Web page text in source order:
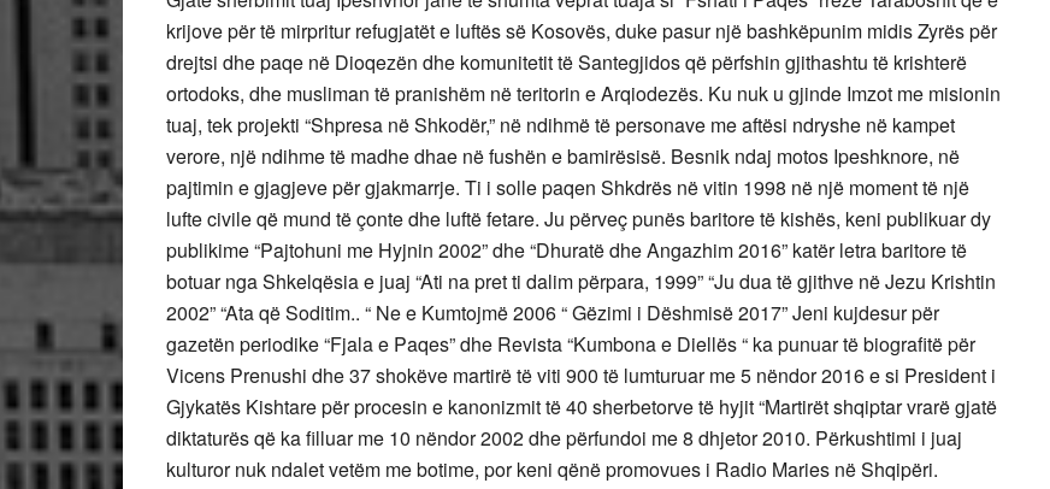
krijove për të mirpritur refugjatët e luftës së Kosovës, duke pasur një bashkëpunim midis Zyrës për
drejtsi dhe paqe në Dioqezën dhe komunitetit të Santegjidos që përfshin gjithashtu të krishterë
ortodoks, dhe musliman të pranishëm në teritorin e Arqiodezës. Ku nuk u gjinde Imzot me misionin
tuaj, tek projekti “Shpresa në Shkodër,” në ndihmë të personave me aftësi ndryshe në kampet
verore, një ndihme të madhe dhae në fushën e bamirësisë. Besnik ndaj motos Ipeshknore, në
pajtimin e gjagjeve për gjakmarrje. Ti i solle paqen Shkdrës në vitin 1998 në një moment të një
lufte civile që mund të çonte dhe luftë fetare. Ju përveç punës baritore të kishës, keni publikuar dy
publikime “Pajtohuni me Hyjnin 2002” dhe “Dhuratë dhe Angazhim 2016” katër letra baritore të
botuar nga Shkelqësia e juaj “Ati na pret ti dalim përpara, 1999” “Ju dua të gjithve në Jezu Krishtin
2002” “Ata që Soditim.. “ Ne e Kumtojmë 2006 “ Gëzimi i Dëshmisë 2017” Jeni kujdesur për
gazetën periodike “Fjala e Paqes” dhe Revista “Kumbona e Diellës “ ka punuar të biografitë për
Vicens Prenushi dhe 37 shokëve martirë të viti 900 të lumturuar me 5 nëndor 2016 e si President i
Gjykatës Kishtare për procesin e kanonizmit të 40 sherbetorve të hyjit “Martirët shqiptar vrarë gjatë
diktaturës që ka filluar me 10 nëndor 2002 dhe përfundoi me 8 dhjetor 2010. Përkushtimi i juaj
kulturor nuk ndalet vetëm me botime, por keni qënë promovues i Radio Maries në Shqipëri.